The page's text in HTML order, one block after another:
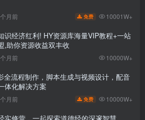
月前 免费 10001W+
识经济红利! HY资源库海量VIP教程+一站
,助你资源收益双丰收
月前 10000W+
全流程制作，脚本生成与视频设计，配音
体化解决方案
月前 免费 10000W+